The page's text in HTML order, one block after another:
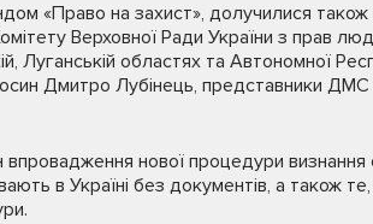
«Право на захист», долучилися
Верховної Ради України з прав
Луганській областях та Автономної
Дмитро Лубінець, представники
впровадження нової процедури
в Україні без документів, а також